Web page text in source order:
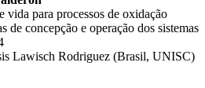
vida para processos de oxidação
de concepção e operação dos sistemas
Lawisch Rodriguez (Brasil, UNISC)